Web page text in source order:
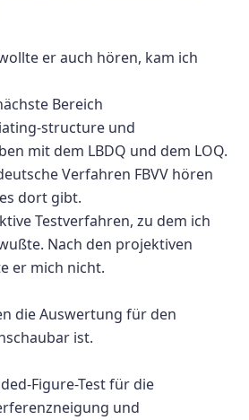
er auch hören, kam ich
Bereich
structure und
mit dem LBDQ und dem LOQ.
Verfahren FBVV hören
dort gibt.
Testverfahren, zu dem ich
Nach den projektiven
er mich nicht.
die Auswertung für den
ist.
Figure-Test für die
und